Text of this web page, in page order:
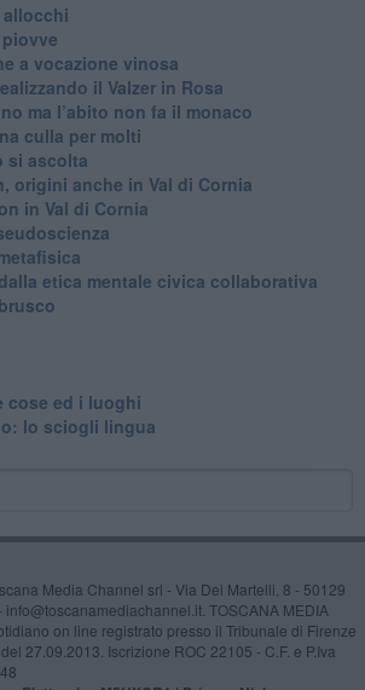
a vocazione vinosa
il Valzer in Rosa
ma l’abito non fa il monaco
culla per molti
si ascolta
origini anche in Val di Cornia
in Val di Cornia
etica mentale civica collaborativa
cose ed i luoghi
lo sciogli lingua
Media Channel srl - Via Dei Martelli, 8 - 50129
info@toscanamediachannel.it. TOSCANA MEDIA
on line registrato presso il Tribunale di Firenze
27.09.2013. Iscrizione ROC 22105 - C.F. e P.Iva